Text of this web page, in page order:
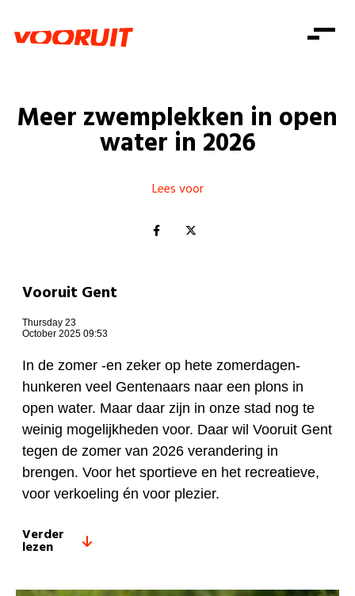
Zorg
Gelijke kansen
Welzijn
Consumentenbescherming
Kinderen en jongeren
Onze mensen
Standpunten
Vacatures
Doe mee
Doe mee
Word lid
Shop
Login
Meer zwemplekken in open
water in 2026
Lees voor
Vooruit Gent
Thursday 23
October 2025 09:53
In de zomer -en zeker op hete zomerdagen-
hunkeren veel Gentenaars naar een plons in
open water. Maar daar zijn in onze stad nog te
weinig mogelijkheden voor. Daar wil Vooruit Gent
tegen de zomer van 2026 verandering in
brengen. Voor het sportieve en het recreatieve,
voor verkoeling én voor plezier.
Verder
lezen